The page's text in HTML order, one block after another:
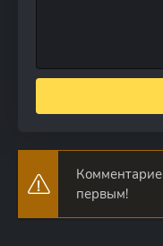
первым!